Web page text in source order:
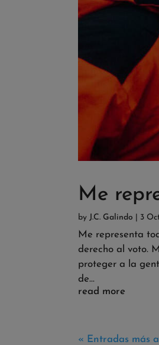
Me
by J.C. Galindo 3
Me representa
derecho al voto.
proteger a la
de...
read more
« Entradas más